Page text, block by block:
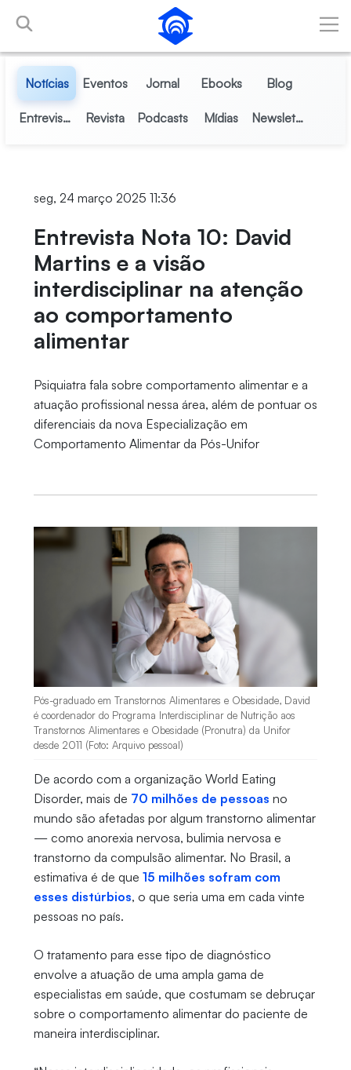
Pular para o Conteúdo principal
Notícias Eventos Jornal Ebooks Blog
Entrevistas Revista Podcasts Mídias Newsletter
seg, 24 março 2025 11:36
Entrevista Nota 10: David
Martins e a visão
interdisciplinar na atenção
ao comportamento
alimentar
Psiquiatra fala sobre comportamento alimentar e a
atuação profissional nessa área, além de pontuar os
diferenciais da nova Especialização em
Comportamento Alimentar da Pós-Unifor
Pós-graduado em Transtornos Alimentares e Obesidade, David
é coordenador do Programa Interdisciplinar de Nutrição aos
Transtornos Alimentares e Obesidade (Pronutra) da Unifor
desde 2011 (Foto: Arquivo pessoal)
De acordo com a organização World Eating
Disorder, mais de 70 milhões de pessoas no
mundo são afetadas por algum transtorno alimentar
— como anorexia nervosa, bulimia nervosa e
transtorno da compulsão alimentar. No Brasil, a
estimativa é de que 15 milhões sofram com
esses distúrbios, o que seria uma em cada vinte
pessoas no país.
O tratamento para esse tipo de diagnóstico
envolve a atuação de uma ampla gama de
especialistas em saúde, que costumam se debruçar
sobre o comportamento alimentar do paciente de
maneira interdisciplinar.